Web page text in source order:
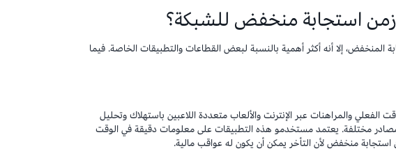
زمن استجابة منخفض للشبكة؟
إلا أنه أكثر أهمية بالنسبة لبعض القطاعات والتطبيقات الخاصة. فيما
والمراهنات عبر الإنترنت والألعاب متعددة اللاعبين باستهلاك وتحليل
مختلفة. يعتمد مستخدمو هذه التطبيقات على معلومات دقيقة في الوقت
منخفض لأن التأخر يمكن أن يكون له عواقب مالية.